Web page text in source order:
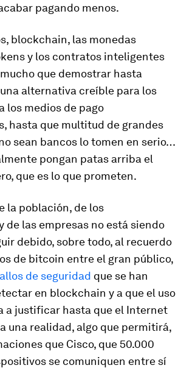
pagando menos.
blockchain, las monedas
y los contratos inteligentes
que demostrar hasta
alternativa creíble para los
los medios de pago
hasta que multitud de grandes
sean bancos lo tomen en serio…
pongan patas arriba el
que es lo que prometen.
la población, de los
de las empresas no está siendo
debido, sobre todo, al recuerdo
de bitcoin entre el gran público,
de seguridad que se han
en blockchain y a que el uso
a justificar hasta que el Internet
una realidad, algo que permitirá,
que Cisco, que 50.000
se comuniquen entre sí